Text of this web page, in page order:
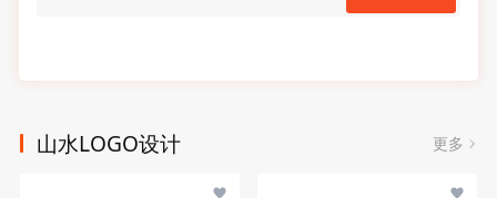
山水LOGO设计 更多